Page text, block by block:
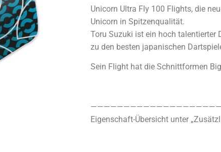
Unicorn Ultra Fly 100 Flights, die
Unicorn in Spitzenqualität.
Toru Suzuki ist ein hoch talentierter
zu den besten japanischen
Sein Flight hat die Schnittformen
Eigenschaft-Übersicht unter